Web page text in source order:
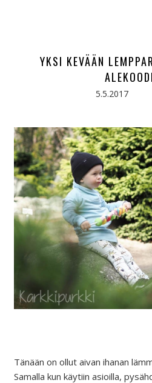
YKSI KEVÄÄN
5.5.2017
Tänään on ollut aivan ihanan
Samalla kun käytiin asioilla,